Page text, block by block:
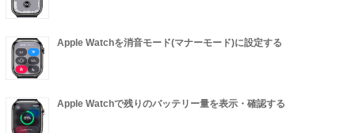
Apple Watchを消音モード(マナーモード)に設定する
Apple Watchで残りのバッテリー量を表示・確認する